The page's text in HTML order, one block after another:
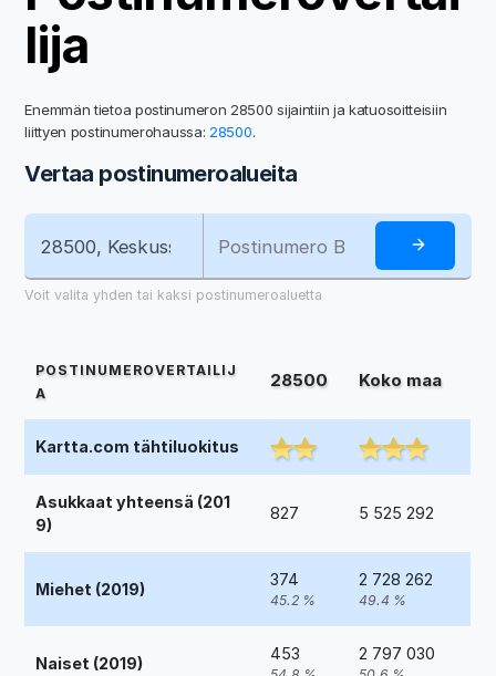
lija
Enemmän tietoa postinumeron 28500 sijaintiin ja katuosoitteisiin
liittyen postinumerohaussa: 28500.
Vertaa postinumeroalueita
Voit valita yhden tai kaksi postinumeroaluetta
POSTINUMEROVERTAILIJ
A
28500 Koko maa
Kartta.com tähtiluokitus
Asukkaat yhteensä (201
9)
827 5 525 292
Miehet (2019)
374
45.2 %
2 728 262
49.4 %
Naiset (2019)
453 2 797 030